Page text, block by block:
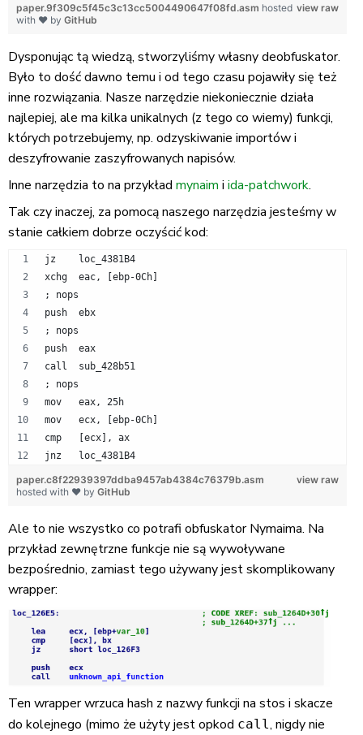
view raw
paper.9f309c5f45c3c13cc5004490647f08fd.asm hosted
with ❤ by GitHub
Dysponując tą wiedzą, stworzyliśmy własny deobfuskator.
Było to dość dawno temu i od tego czasu pojawiły się też
inne rozwiązania. Nasze narzędzie niekoniecznie działa
najlepiej, ale ma kilka unikalnych (z tego co wiemy) funkcji,
których potrzebujemy, np. odzyskiwanie importów i
deszyfrowanie zaszyfrowanych napisów.
Inne narzędzia to na przykład mynaim i ida-patchwork.
Tak czy inaczej, za pomocą naszego narzędzia jesteśmy w
stanie całkiem dobrze oczyścić kod:
jz    loc_4381B4
xchg  eac, [ebp-0Ch]
; nops
push  ebx
; nops
push  eax
call  sub_428b51
; nops
mov   eax, 25h
mov   ecx, [ebp-0Ch]
cmp   [ecx], ax
jnz   loc_4381B4
view raw
paper.c8f22939397ddba9457ab4384c76379b.asm
hosted with ❤ by GitHub
Ale to nie wszystko co potrafi obfuskator Nymaima. Na
przykład zewnętrzne funkcje nie są wywoływane
bezpośrednio, zamiast tego używany jest skomplikowany
wrapper:
Ten wrapper wrzuca hash z nazwy funkcji na stos i skacze
do kolejnego (mimo że użyty jest opkod call, nigdy nie